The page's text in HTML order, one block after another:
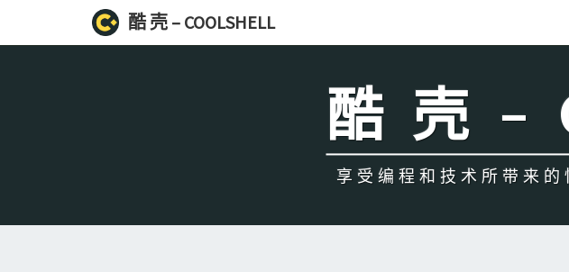
酷 壳 – COOLSHELL
酷 壳 –
享受编程和技术所带